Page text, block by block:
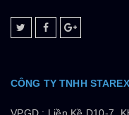
CÔNG TY TNHH